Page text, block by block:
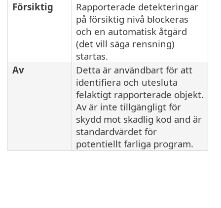
Försiktig
Rapporterade detekteringar
på försiktig nivå blockeras
och en automatisk åtgärd
(det vill säga rensning)
startas.
Av
Detta är användbart för att
identifiera och utesluta
felaktigt rapporterade objekt.
Av är inte tillgängligt för
skydd mot skadlig kod and är
standardvärdet för
potentiellt farliga program.